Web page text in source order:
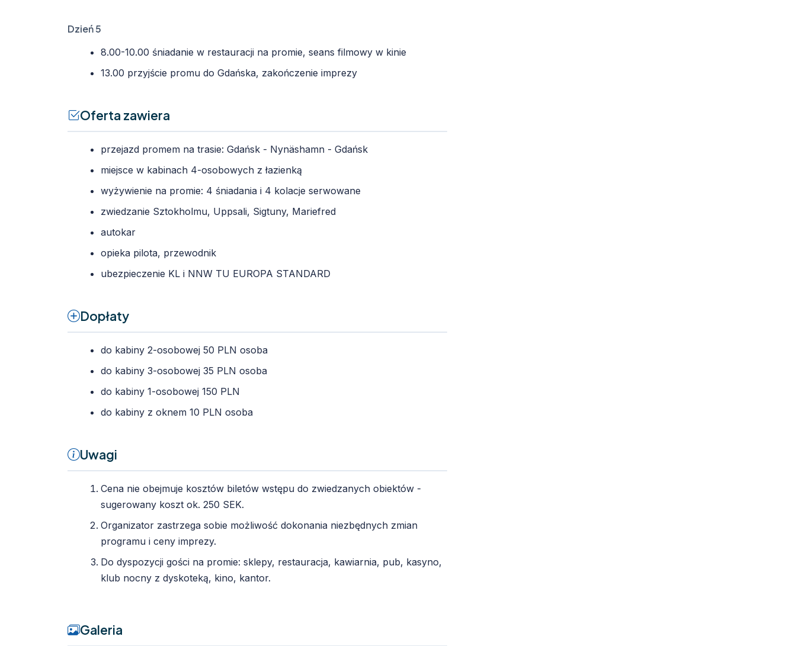
Dzień 5
8.00-10.00 śniadanie w restauracji na promie, seans filmowy w kinie
13.00 przyjście promu do Gdańska, zakończenie imprezy
Oferta zawiera
przejazd promem na trasie: Gdańsk - Nynäshamn - Gdańsk
miejsce w kabinach 4-osobowych z łazienką
wyżywienie na promie: 4 śniadania i 4 kolacje serwowane
zwiedzanie Sztokholmu, Uppsali, Sigtuny, Mariefred
autokar
opieka pilota, przewodnik
ubezpieczenie KL i NNW TU EUROPA STANDARD
Dopłaty
do kabiny 2-osobowej 50 PLN osoba
do kabiny 3-osobowej 35 PLN osoba
do kabiny 1-osobowej 150 PLN
do kabiny z oknem 10 PLN osoba
Uwagi
Cena nie obejmuje kosztów biletów wstępu do zwiedzanych obiektów -
sugerowany koszt ok. 250 SEK.
Organizator zastrzega sobie możliwość dokonania niezbędnych zmian
programu i ceny imprezy.
Do dyspozycji gości na promie: sklepy, restauracja, kawiarnia, pub, kasyno,
klub nocny z dyskoteką, kino, kantor.
Galeria